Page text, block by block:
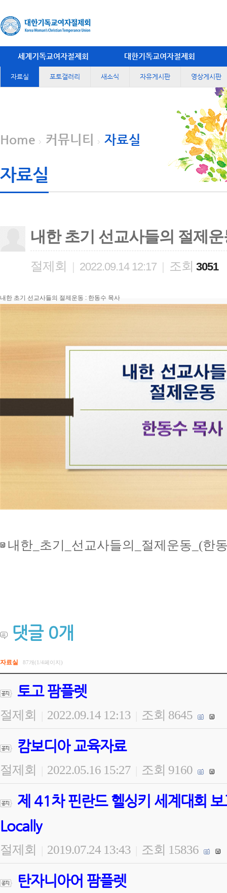
세계기독교여자절제회 대한기독교여자절제회
자료실 포토갤러리 새소식 자유게시판 영상게시판
Home 커뮤니티 자료실
자료실
내한 초기 선교사들의 절제
절제회 | 2022.09.14 12:17 | 조회 3051
내한 초기 선교사들의 절제운동 : 한동수 목사
내한_초기_선교사들의_절제운동_(한
댓글 0개
자료실 87개(1/4페이지)
토고 팜플렛
절제회 2022.09.14 12:13 조회 8645
캄보디아 교육자료
절제회 2022.05.16 15:27 조회 9160
제 41차 핀란드 헬싱키 세계대회
Locally
절제회 2019.07.24 13:43 조회 15836
탄자니아어 팜플렛